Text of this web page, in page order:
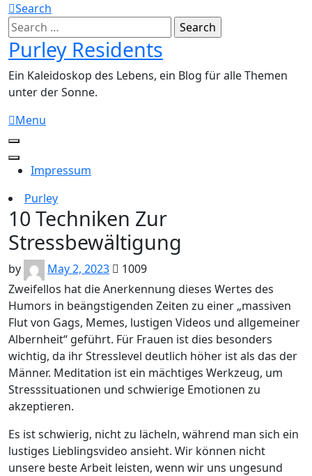
Skip
content
Search
Search
for:
Purley Residents
Ein Kaleidoskop des Lebens, ein Blog für alle Themen
unter der Sonne.
Menu
Impressum
Purley
10 Techniken Zur
Stressbewältigung
by May 2, 2023
1009
Zweifellos hat die Anerkennung dieses Wertes des
Humors in beängstigenden Zeiten zu einer „massiven
Flut von Gags, Memes, lustigen Videos und allgemeiner
Albernheit“ geführt. Für Frauen ist dies besonders
wichtig, da ihr Stresslevel deutlich höher ist als das der
Männer. Meditation ist ein mächtiges Werkzeug, um
Stresssituationen und schwierige Emotionen zu
akzeptieren.
Es ist schwierig, nicht zu lächeln, während man sich ein
lustiges Lieblingsvideo ansieht. Wir können nicht
unsere beste Arbeit leisten, wenn wir uns ungesund